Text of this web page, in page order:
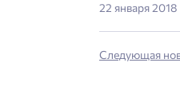
22 января 2018
Следующая